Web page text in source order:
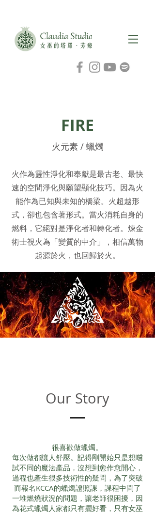
FIRE
​火元素 / 蠟燭
​火作為靈性淨化和奉獻是最古老、最快
速的空間淨化與願望顯化技巧。因為火
能作為已知與未知的橋梁。火超越形
式，卻也包含著形式。當火消耗自身的
燃料，它絕對是淨化者和轉化者。煉金
術士視火為「變質的中介」，相信萬物
起源於火，也回歸於火。
Our Story
很喜歡做蠟燭。
每次做都讓人舒壓。記得剛開始只是想嚐
試不同的魔法產品，沒想到愈作愈開心，
過程也產生很多技術性的疑問，為了突破
而報名KCCA的蠟燭證照課，課程中問了
一堆燃燒狀況的問題，讓老師很困擾，因
為花式蠟燭人家都只有擺好看，只有女巫